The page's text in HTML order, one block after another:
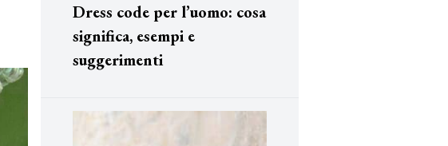
Dress code per l’uomo: cosa
significa, esempi e
suggerimenti